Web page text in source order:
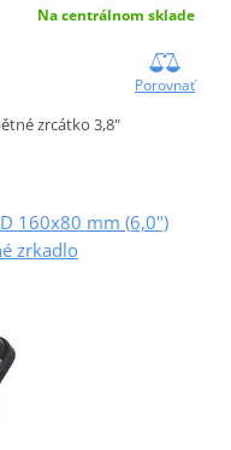
Na centrálnom sklade
Porovnať
zrcátko 3,8"
160x80 mm (6,0")
zrkadlo